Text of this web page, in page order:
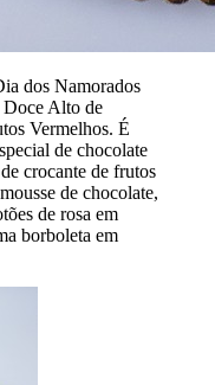
dos Namorados
Doce Alto de
Vermelhos. É
de chocolate
crocante de frutos
de chocolate,
de rosa em
borboleta em